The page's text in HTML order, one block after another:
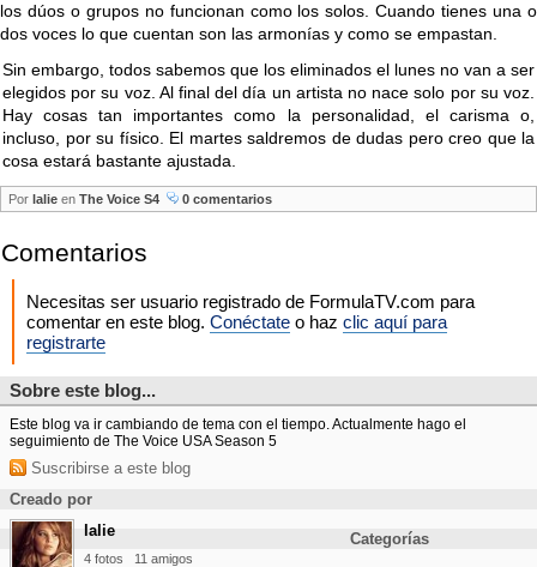
los dúos o grupos no funcionan como los solos. Cuando tienes una o
dos voces lo que cuentan son las armonías y como se empastan.
Sin embargo, todos sabemos que los eliminados el lunes no van a ser
elegidos por su voz. Al final del día un artista no nace solo por su voz.
Hay cosas tan importantes como la personalidad, el carisma o,
incluso, por su físico. El martes saldremos de dudas pero creo que la
cosa estará bastante ajustada.
Por lalie en The Voice S4 0 comentarios
Comentarios
Necesitas ser usuario registrado de FormulaTV.com para
comentar en este blog. Conéctate o haz clic aquí para
registrarte
Sobre este blog...
Este blog va ir cambiando de tema con el tiempo. Actualmente hago el
seguimiento de The Voice USA Season 5
Suscribirse a este blog
Creado por
lalie
4 fotos 11 amigos
Categorías